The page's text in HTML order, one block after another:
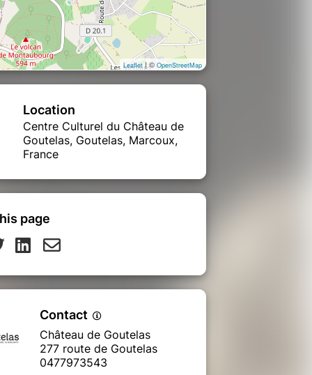
Leaflet| © OpenStreetMap
Location
Centre Culturel du Château de
Goutelas, Goutelas, Marcoux,
France
page
Contact
Château de Goutelas
277 route de Goutelas
0477973543